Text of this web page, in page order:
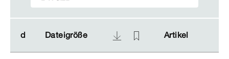
d Dateigröße Artikel
d Dateigröße Artikel